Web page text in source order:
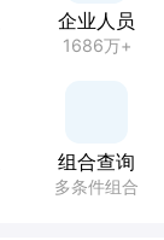
企业人员
1686万+
组合查询
多条件组合